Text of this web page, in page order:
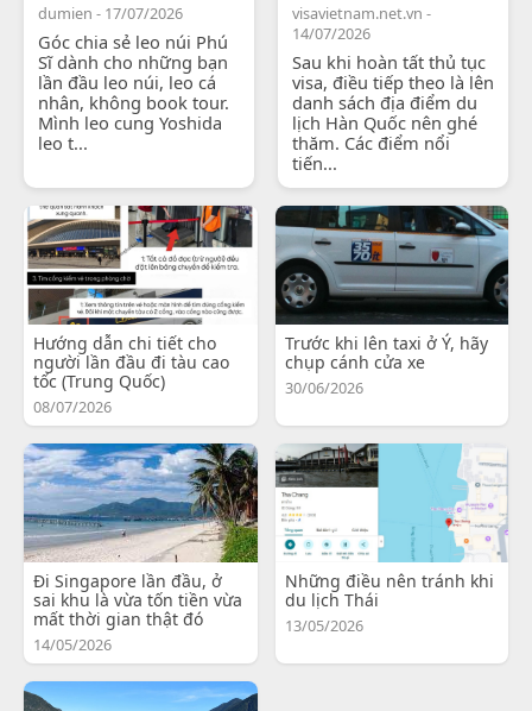
dumien - 17/07/2026
Góc chia sẻ leo núi Phú
Sĩ dành cho những bạn
lần đầu leo núi, leo cá
nhân, không book tour.
Mình leo cung Yoshida
leo t...
visavietnam.net.vn -
14/07/2026
Sau khi hoàn tất thủ tục
visa, điều tiếp theo là lên
danh sách địa điểm du
lịch Hàn Quốc nên ghé
thăm. Các điểm nổi
tiến...
Hướng dẫn chi tiết cho
người lần đầu đi tàu cao
tốc (Trung Quốc)
08/07/2026
Trước khi lên taxi ở Ý, hãy
chụp cánh cửa xe
30/06/2026
Đi Singapore lần đầu, ở
sai khu là vừa tốn tiền vừa
mất thời gian thật đó
14/05/2026
Những điều nên tránh khi
du lịch Thái
13/05/2026